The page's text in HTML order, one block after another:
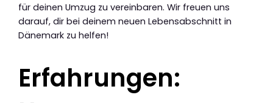
für deinen Umzug zu vereinbaren. Wir freuen uns
darauf, dir bei deinem neuen Lebensabschnitt in
Dänemark zu helfen!
Erfahrungen: